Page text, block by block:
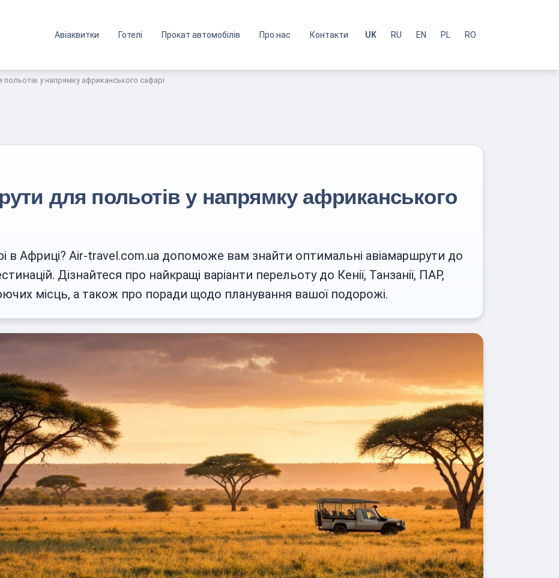
Авіаквитки Готелі Прокат автомобілів Про нас Контакти UK RU EN PL RO
у напрямку африканського сафарі
для польотів у напрямку африканського
в Африці? Air-travel.com.ua допоможе вам знайти оптимальні авіамаршрути до
Дізнайтеся про найкращі варіанти перельоту до Кенії, Танзанії, ПАР,
місць, а також про поради щодо планування вашої подорожі.